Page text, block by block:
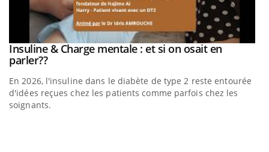
Youtube
Insuline & Charge mentale : et si on osait en
parler??Youtube
En 2026, l'insuline dans le diabète de type 2 reste entourée
d'idées reçues chez les patients comme parfois chez les
soignants.